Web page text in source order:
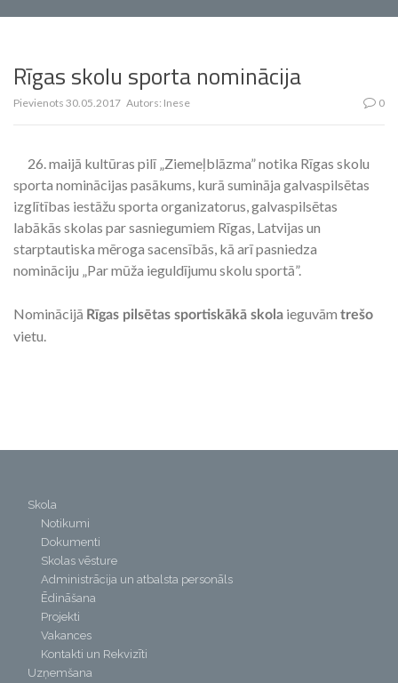
Rīgas skolu sporta nominācija
Pievienots 30.05.2017 Autors: Inese 0
26. maijā kultūras pilī „Ziemeļblāzma” notika Rīgas skolu
sporta nominācijas pasākums, kurā sumināja galvaspilsētas
izglītības iestāžu sporta organizatorus, galvaspilsētas
labākās skolas par sasniegumiem Rīgas, Latvijas un
starptautiska mēroga sacensībās, kā arī pasniedza
nomināciju „Par mūža ieguldījumu skolu sportā”.
Nominācijā Rīgas pilsētas sportiskākā skola ieguvām trešo
vietu.
Skola
Notikumi
Dokumenti
Skolas vēsture
Administrācija un atbalsta personāls
Ēdināšana
Projekti
Vakances
Kontakti un Rekvizīti
Uzņemšana